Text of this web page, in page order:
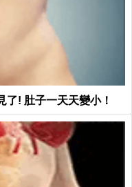
了! 肚子一天天變小！